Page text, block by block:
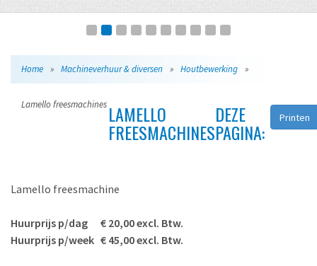
Home » Machineverhuur & diversen » Houtbewerking »
Lamello freesmachines LAMELLO
FREESMACHINES
DEZE
PAGINA:
Printen
Lamello freesmachine
Huurprijs p/dag € 20,00 excl. Btw.
Huurprijs p/week € 45,00 excl. Btw.